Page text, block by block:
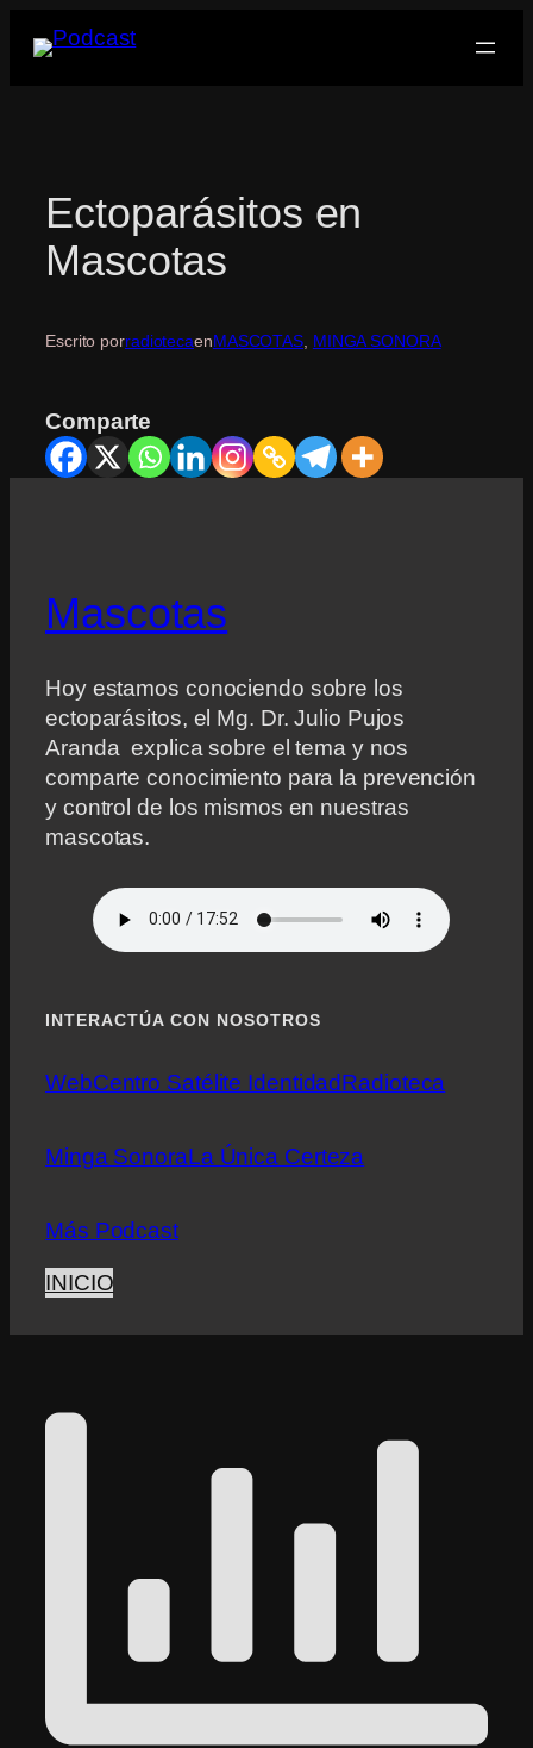
Ectoparásitos en
Mascotas
Escrito porradiotecaenMASCOTAS MINGA SONORA
Comparte
Mascotas
Hoy estamos conociendo sobre los
ectoparásitos, el Mg. Dr. Julio Pujos
Aranda explica sobre el tema y nos
comparte conocimiento para la prevención
y control de los mismos en nuestras
mascotas.
INTERACTÚA CON NOSOTROS
WebCentro Satélite IdentidadRadioteca
Minga SonoraLa Única Certeza
Más Podcast
INICIO